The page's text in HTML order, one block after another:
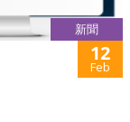
新聞
12
Feb